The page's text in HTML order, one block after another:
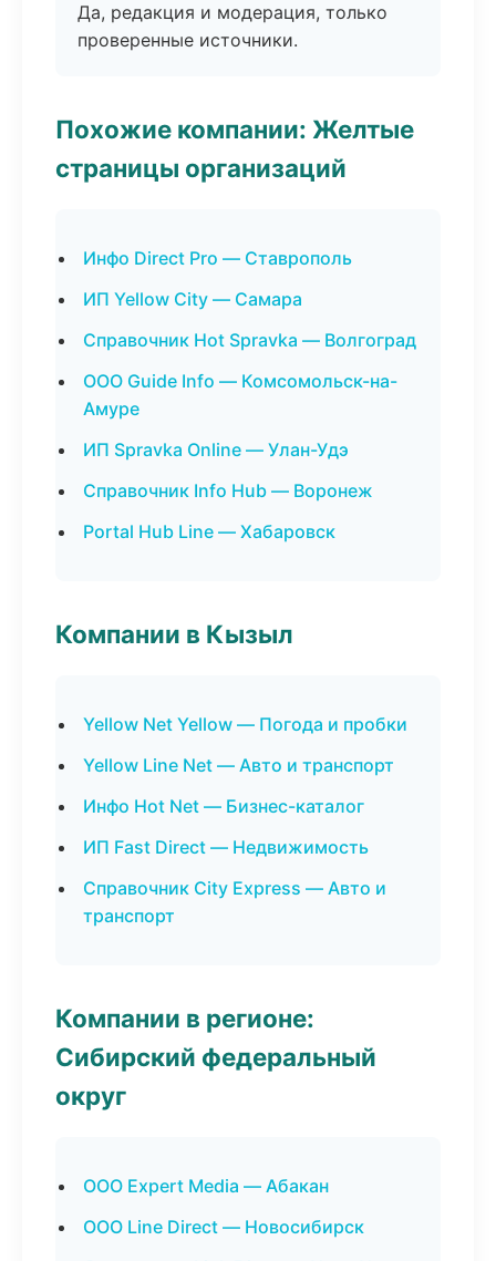
Да, редакция и модерация, только
проверенные источники.
Похожие компании: Желтые
страницы организаций
Инфо Direct Pro — Ставрополь
ИП Yellow City — Самара
Справочник Hot Spravka — Волгоград
ООО Guide Info — Комсомольск-на-
Амуре
ИП Spravka Online — Улан-Удэ
Справочник Info Hub — Воронеж
Portal Hub Line — Хабаровск
Компании в Кызыл
Yellow Net Yellow — Погода и пробки
Yellow Line Net — Авто и транспорт
Инфо Hot Net — Бизнес-каталог
ИП Fast Direct — Недвижимость
Справочник City Express — Авто и
транспорт
Компании в регионе:
Сибирский федеральный
округ
ООО Expert Media — Абакан
ООО Line Direct — Новосибирск